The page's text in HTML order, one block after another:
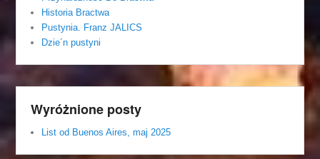
Historia Bractwa
Pustynia. Franz JALICS
Dzie´n pustyni
Wyróżnione posty
List od Buenos Aires, maj 2025